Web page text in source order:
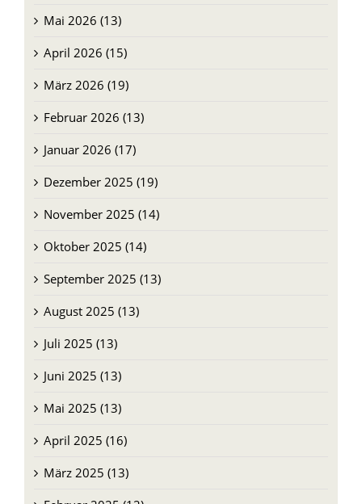
Mai 2026 (13)
April 2026 (15)
März 2026 (19)
Februar 2026 (13)
Januar 2026 (17)
Dezember 2025 (19)
November 2025 (14)
Oktober 2025 (14)
September 2025 (13)
August 2025 (13)
Juli 2025 (13)
Juni 2025 (13)
Mai 2025 (13)
April 2025 (16)
März 2025 (13)